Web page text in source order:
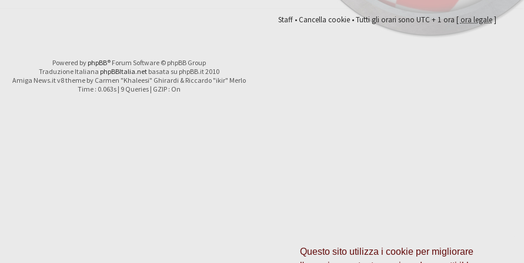
Questo sito utilizza i cookie per migliorare
Staff•Cancella cookie• Tutti gli orari sono UTC + 1 ora [ ora legale]
Powered by phpBB® Forum Software © phpBB Group
Traduzione Italiana phpBBItalia.netbasata su phpBB.it 2010
Amiga News.it v8 theme by Carmen "Khaleesi" Ghirardi & Riccardo "ikir" Merlo
Time : 0.063s | 9 Queries | GZIP : On